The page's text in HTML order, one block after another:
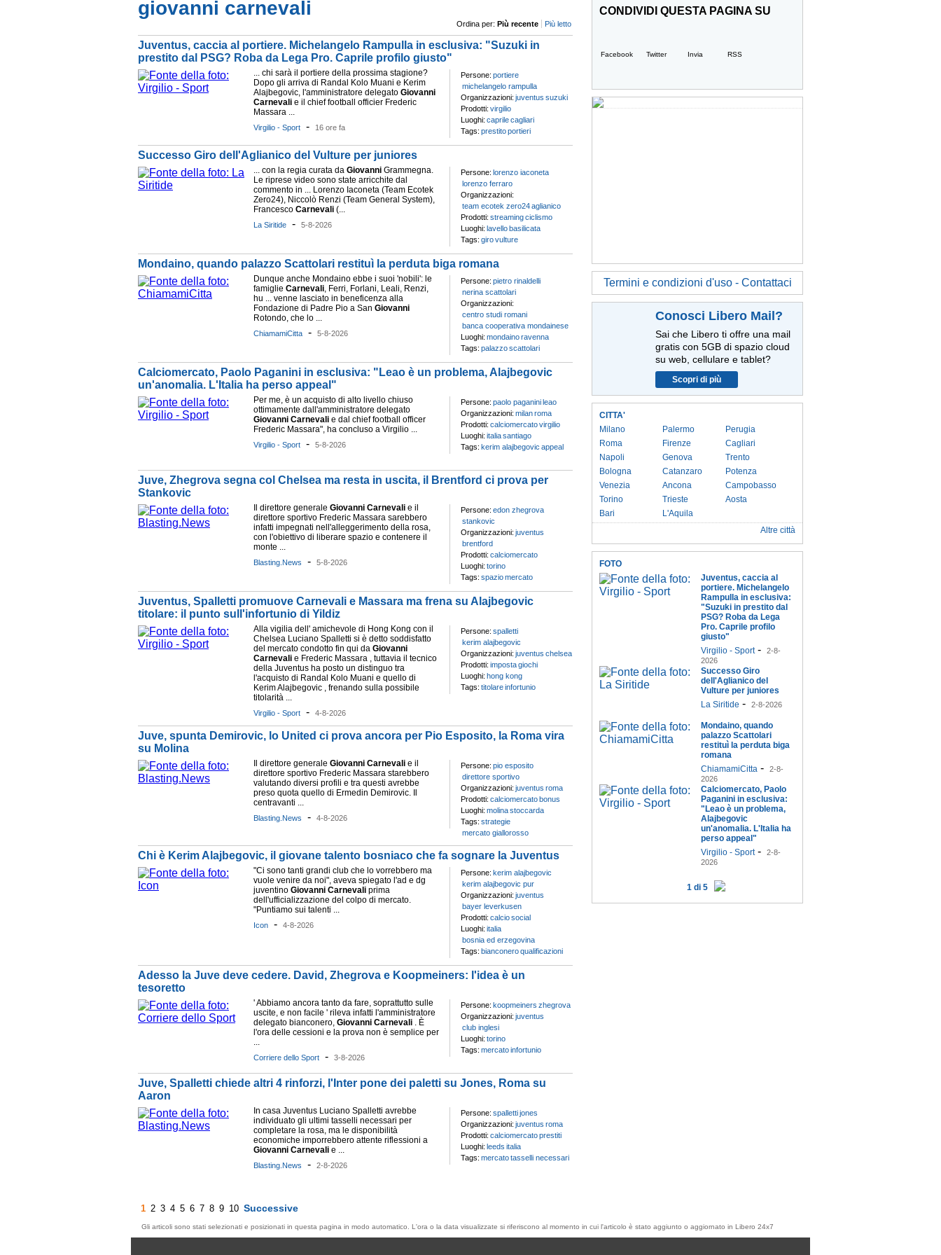
giovanni carnevali
Ordina per: Più recente Più letto
Juventus, caccia al portiere. Michelangelo Rampulla in esclusiva: "Suzuki in
prestito dal PSG? Roba da Lega Pro. Caprile profilo giusto"
... chi sarà il portiere della prossima stagione?
Dopo gli arriva di Randal Kolo Muani e Kerim
Alajbegovic, l'amministratore delegato Giovanni
Carnevali e il chief football officier Frederic
Massara ...
Virgilio - Sport - 16 ore fa
Persone: portiere
michelangelo rampulla
Organizzazioni: juventus suzuki
Prodotti: virgilio
Luoghi: caprilecagliari
Tags: prestitoportieri
Successo Giro dell'Aglianico del Vulture per juniores
... con la regia curata da Giovanni Grammegna.
Le riprese video sono state arricchite dal
commento in ... Lorenzo Iaconeta (Team Ecotek
Zero24), Niccolò Renzi (Team General System),
Francesco Carnevali (...
La Siritide - 5-8-2026
Persone: lorenzo iaconeta
lorenzo ferraro
Organizzazioni:
team ecotek zero24aglianico
Prodotti: streamingciclismo
Luoghi: lavellobasilicata
Tags: girovulture
Mondaino, quando palazzo Scattolari restituì la perduta biga romana
Dunque anche Mondaino ebbe i suoi 'nobili': le
famiglie Carnevali, Ferri, Forlani, Leali, Renzi,
hu ... venne lasciato in beneficenza alla
Fondazione di Padre Pio a San Giovanni
Rotondo, che lo ...
ChiamamiCitta - 5-8-2026
Persone: pietro rinaldelli
nerina scattolari
Organizzazioni:
centro studi romani
banca cooperativa mondainese
Luoghi: mondainoravenna
Tags: palazzoscattolari
Calciomercato, Paolo Paganini in esclusiva: "Leao è un problema, Alajbegovic
un'anomalia. L'Italia ha perso appeal"
Per me, è un acquisto di alto livello chiuso
ottimamente dall'amministratore delegato
Giovanni Carnevali e dal chief football officer
Frederic Massara", ha concluso a Virgilio ...
Virgilio - Sport - 5-8-2026
Persone: paolo paganinileao
Organizzazioni: milanroma
Prodotti: calciomercatovirgilio
Luoghi: italiasantiago
Tags: kerim alajbegovic appeal
Juve, Zhegrova segna col Chelsea ma resta in uscita, il Brentford ci prova per
Stankovic
Il direttore generale Giovanni Carnevali e il
direttore sportivo Frederic Massara sarebbero
infatti impegnati nell'alleggerimento della rosa,
con l'obiettivo di liberare spazio e contenere il
monte ...
Blasting.News - 5-8-2026
Persone: edon zhegrova
stankovic
Organizzazioni: juventus
brentford
Prodotti: calciomercato
Luoghi: torino
Tags: spaziomercato
Juventus, Spalletti promuove Carnevali e Massara ma frena su Alajbegovic
titolare: il punto sull'infortunio di Yildiz
Alla vigilia dell' amichevole di Hong Kong con il
Chelsea Luciano Spalletti si è detto soddisfatto
del mercato condotto fin qui da Giovanni
Carnevali e Frederic Massara , tuttavia il tecnico
della Juventus ha posto un distinguo tra
l'acquisto di Randal Kolo Muani e quello di
Kerim Alajbegovic , frenando sulla possibile
titolarità ...
Virgilio - Sport - 4-8-2026
Persone: spalletti
kerim alajbegovic
Organizzazioni: juventus chelsea
Prodotti: impostagiochi
Luoghi: hong kong
Tags: titolareinfortunio
Juve, spunta Demirovic, lo United ci prova ancora per Pio Esposito, la Roma vira
su Molina
Il direttore generale Giovanni Carnevali e il
direttore sportivo Frederic Massara starebbero
valutando diversi profili e tra questi avrebbe
preso quota quello di Ermedin Demirovic. Il
centravanti ...
Blasting.News - 4-8-2026
Persone: pio esposito
direttore sportivo
Organizzazioni: juventus roma
Prodotti: calciomercatobonus
Luoghi: molinastoccarda
Tags: strategie
mercato giallorosso
Chi è Kerim Alajbegovic, il giovane talento bosniaco che fa sognare la Juventus
"Ci sono tanti grandi club che lo vorrebbero ma
vuole venire da noi", aveva spiegato l'ad e dg
juventino Giovanni Carnevali prima
dell'ufficializzazione del colpo di mercato.
"Puntiamo sui talenti ...
Icon - 4-8-2026
Persone: kerim alajbegovic
kerim alajbegovic pur
Organizzazioni: juventus
bayer leverkusen
Prodotti: calciosocial
Luoghi: italia
bosnia ed erzegovina
Tags: bianconeroqualificazioni
Adesso la Juve deve cedere. David, Zhegrova e Koopmeiners: l'idea è un
tesoretto
' Abbiamo ancora tanto da fare, soprattutto sulle
uscite, e non facile ' rileva infatti l'amministratore
delegato bianconero, Giovanni Carnevali . È
l'ora delle cessioni e la prova non è semplice per
...
Corriere dello Sport - 3-8-2026
Persone: koopmeiners zhegrova
Organizzazioni: juventus
club inglesi
Luoghi: torino
Tags: mercatoinfortunio
Juve, Spalletti chiede altri 4 rinforzi, l'Inter pone dei paletti su Jones, Roma su
Aaron
In casa Juventus Luciano Spalletti avrebbe
individuato gli ultimi tasselli necessari per
completare la rosa, ma le disponibilità
economiche imporrebbero attente riflessioni a
Giovanni Carnevali e ...
Blasting.News - 2-8-2026
Persone: spallettijones
Organizzazioni: juventus roma
Prodotti: calciomercatoprestiti
Luoghi: leeds italia
Tags: mercatotasselli necessari
1 2 3 4 5 6 7 8 9 10 Successive
CONDIVIDI QUESTA PAGINA SU
Facebook Twitter Invia RSS
Termini e condizioni d'uso - Contattaci
Conosci Libero Mail?
Sai che Libero ti offre una mail
gratis con 5GB di spazio cloud
su web, cellulare e tablet?
Scopri di più
CITTA'
Milano
Roma
Napoli
Bologna
Venezia
Torino
Bari
Palermo
Firenze
Genova
Catanzaro
Ancona
Trieste
L'Aquila
Perugia
Cagliari
Trento
Potenza
Campobasso
Aosta
Altre città
FOTO
Juventus, caccia al
portiere. Michelangelo
Rampulla in esclusiva:
"Suzuki in prestito dal
PSG? Roba da Lega
Pro. Caprile profilo
giusto"
Virgilio - Sport-
2-8-
2026
Successo Giro
dell'Aglianico del
Vulture per juniores
La Siritide - 2-8-2026
Mondaino, quando
palazzo Scattolari
restituì la perduta biga
romana
ChiamamiCitta -
2-8-
2026
Calciomercato, Paolo
Paganini in esclusiva:
"Leao è un problema,
Alajbegovic
un'anomalia. L'Italia ha
perso appeal"
Virgilio - Sport-
2-8-
2026
1 di 5
Gli articoli sono stati selezionati e posizionati in questa pagina in modo automatico. L'ora o la data visualizzate si riferiscono al momento in cui l'articolo è stato aggiunto o aggiornato in Libero 24x7